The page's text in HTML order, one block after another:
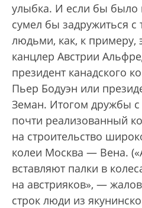
улыбка. И если бы было
сумел бы задружиться
людьми, как, к примеру,
канцлер Австрии
президент канадского
Пьер Бодуэн или
Земан. Итогом дружбы с
почти реализованный
на строительство
колеи Москва — Вена.
вставляют палки в
на австрияков», —
строк люди из